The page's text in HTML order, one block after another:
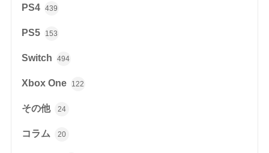
PS4 439
PS5 153
Switch 494
Xbox One 122
その他 24
コラム 20